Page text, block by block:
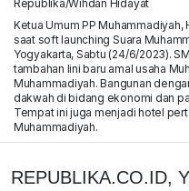
Republika/Wihdan Hidayat
Ketua Umum PP
saat soft launching Suara
Yogyakarta, Sabtu (24/6/2023).
tambahan lini baru amal usaha
Muhammadiyah. Bangunan
dakwah di bidang ekonomi dan
Tempat ini juga menjadi hotel
Muhammadiyah.
REPUBLIKA.CO.ID,